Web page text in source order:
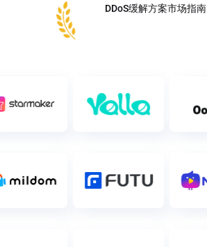
DDoS缓解方案市场指南